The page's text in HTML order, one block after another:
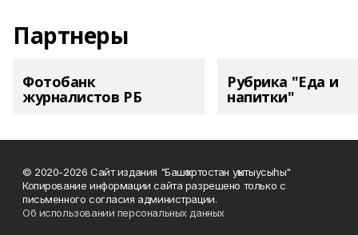
Партнеры
Фотобанк
журналистов РБ
Рубрика "Еда и
напитки"
© 2020-2026 Сайт издания "Башҡортостан уҡытыусыһы"
Копирование информации сайта разрешено только с
письменного согласия администрации.
Об использовании персональных данных